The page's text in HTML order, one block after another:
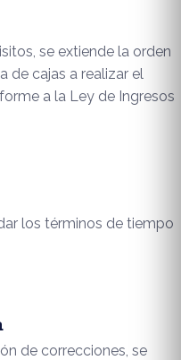
se extiende la orden
de cajas a realizar el
a la Ley de Ingresos
los términos de tiempo
de correcciones, se